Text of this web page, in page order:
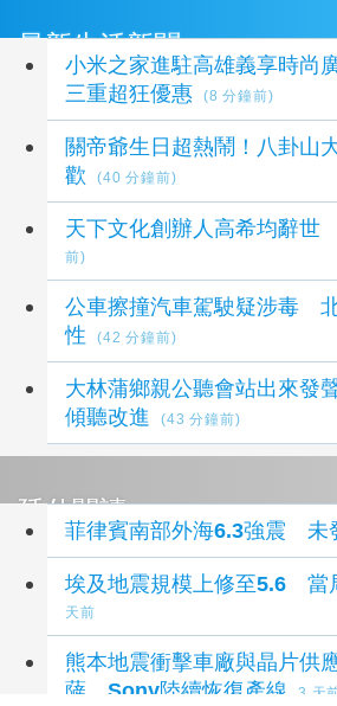
最新生活新聞
小米之家進駐高雄義享時
三重超狂優惠
(8 分鐘前)
關帝爺生日超熱鬧！八卦山
歡
(40 分鐘前)
天下文化創辦人高希均辭
前)
公車擦撞汽車駕駛疑涉毒
性
(42 分鐘前)
大林蒲鄉親公聽會站出來發
傾聽改進
(43 分鐘前)
延伸閱讀
菲律賓南部外海6.3強震 未
埃及地震規模上修至5.6 當
天前
熊本地震衝擊車廠與晶片供
薩、Sony陸續恢復產線
3 天